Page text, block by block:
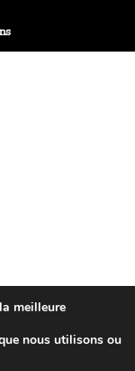
meilleure
nous utilisons ou